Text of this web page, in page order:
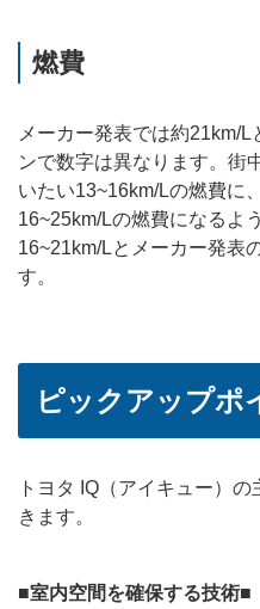
燃費
メーカー発表では約21km/
ンで数字は異なります。街
いたい13~16km/Lの燃費に
16~25km/Lの燃費になるよ
16~21km/Lとメーカー発表
す。
ピックアップポ
トヨタ IQ（アイキュー）
きます。
■室内空間を確保する技術■